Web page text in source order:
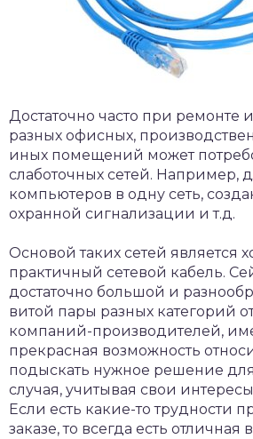
Достаточно часто при ремонте
разных офисных,
иных помещений может
слаботочных сетей. Например,
компьютеров в одну сеть,
охранной сигнализации и т.д.
Основой таких сетей является
практичный сетевой кабель.
достаточно большой и
витой пары разных категорий
компаний-производителей,
прекрасная возможность
подыскать нужное решение
случая, учитывая свои
Если есть какие-то трудности
заказе, то всегда есть отличная